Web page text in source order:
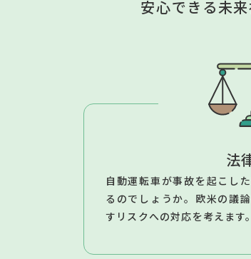
安心できる未
法
自動運転車が事故を起こし
るのでしょうか。欧米の議
すリスクへの対応を考えます。